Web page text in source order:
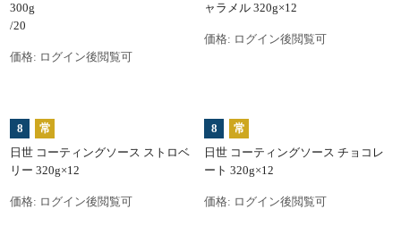
300g
/20
価格: ログイン後閲覧可
ャラメル 320g×12
価格: ログイン後閲覧可
8
常
日世 コーティングソース ストロベ
リー 320g×12
価格: ログイン後閲覧可
8
常
日世 コーティングソース チョコレ
ート 320g×12
価格: ログイン後閲覧可